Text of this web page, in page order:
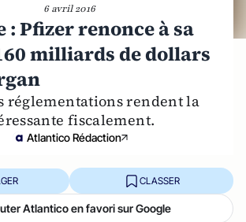
6 avril 2016
: Pfizer renonce à sa
milliards de dollars
réglementations rendent la
fiscalement.
Atlantico Rédaction
CLASSER
Atlantico en favori sur Google